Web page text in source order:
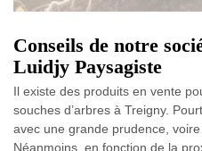
Conseils de notre
Luidjy Paysagiste
Il existe des produits en vente
souches d’arbres à Treigny.
avec une grande prudence,
Néanmoins, en fonction de la